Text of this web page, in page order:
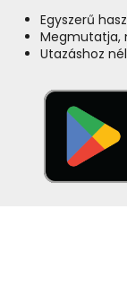
Egyszerű
Megmutatja,
Utazáshoz